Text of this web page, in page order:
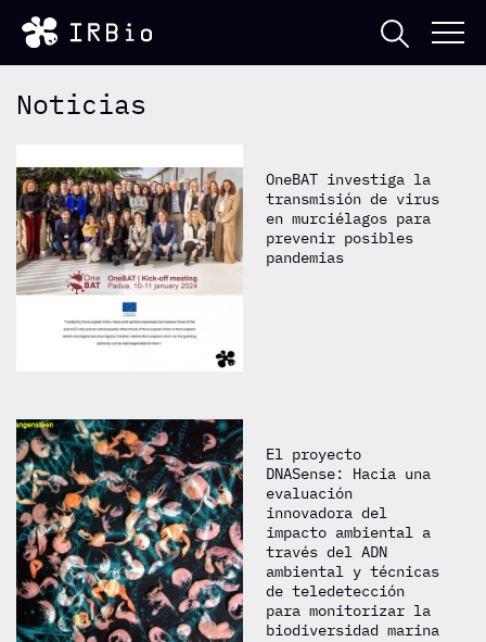
Noticias
OneBAT investiga la
transmisión de virus
en murciélagos para
prevenir posibles
pandemias
El proyecto
DNASense: Hacia una
evaluación
innovadora del
impacto ambiental a
través del ADN
ambiental y técnicas
de teledetección
para monitorizar la
biodiversidad marina